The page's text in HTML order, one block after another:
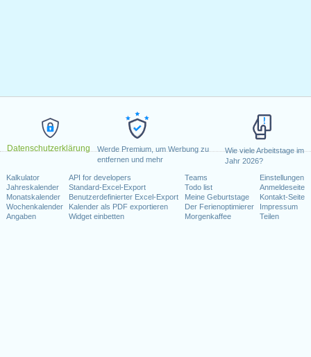
Datenschutzerklärung
Werde Premium, um Werbung zu
entfernen und mehr
Wie viele Arbeitstage im
Jahr 2026?
Kalkulator
Jahreskalender
Monatskalender
Wochenkalender
Angaben
API for developers
Standard-Excel-Export
Benutzerdefinierter Excel-Export
Kalender als PDF exportieren
Widget einbetten
Teams
Todo list
Meine Geburtstage
Der Ferienoptimierer
Morgenkaffee
Einstellungen
Anmeldeseite
Kontakt-Seite
Impressum
Teilen